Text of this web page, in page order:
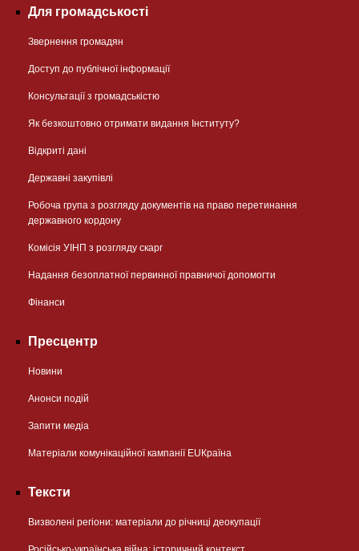
Для громадськості
Звернення громадян
Доступ до публічної інформації
Консультації з громадськістю
Як безкоштовно отримати видання Інституту?
Відкриті дані
Державні закупівлі
Робоча група з розгляду документів на право перетинання
державного кордону
Комісія УІНП з розгляду скарг
Надання безоплатної первинної правничої допомогти
Фінанси
Пресцентр
Новини
Анонси подій
Запити медіа
Матеріали комунікаційної кампанії EUКраїна
Тексти
Визволені регіони: матеріали до річниці деокупації